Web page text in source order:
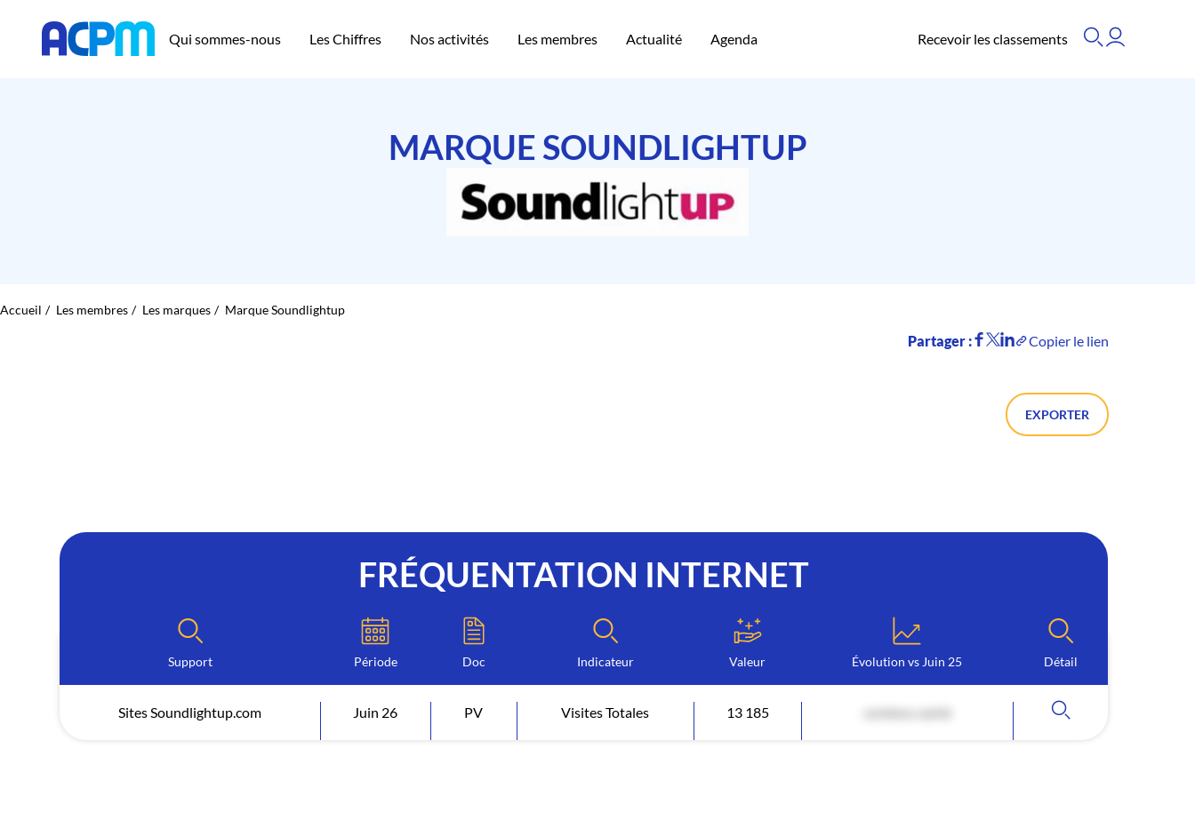
Qui sommes-nous Les Chiffres Nos activités Les membres Actualité Agenda Recevoir les classements
MARQUE SOUNDLIGHTUP
Accueil Les membres Les marques Marque Soundlightup
Partager : Copier le lien
EXPORTER
FRÉQUENTATION INTERNET
Support Période Doc Indicateur Valeur Évolution vs Juin 25 Détail
Sites Soundlightup.com Juin 26 PV Visites Totales 13 185